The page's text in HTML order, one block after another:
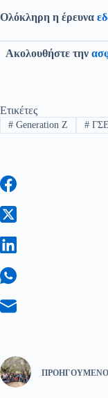
Ολόκληρη η έρευνα
Ακολουθήστε την
Ετικέτες
#Generation Z #
ΠΡΟΗΓΟΎΜΕΝΟ